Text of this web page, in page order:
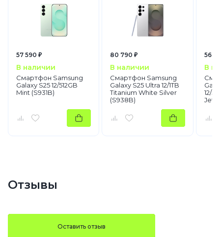
57 590 ₽
В наличии
Смартфон Samsung
Galaxy S25 12/512GB
Mint (S931B)
80 790 ₽
В наличии
Смартфон Samsung
Galaxy S25 Ultra 12/1TB
Titanium White Silver
(S938B)
56
В
12/
Отзывы
Оставить отзыв